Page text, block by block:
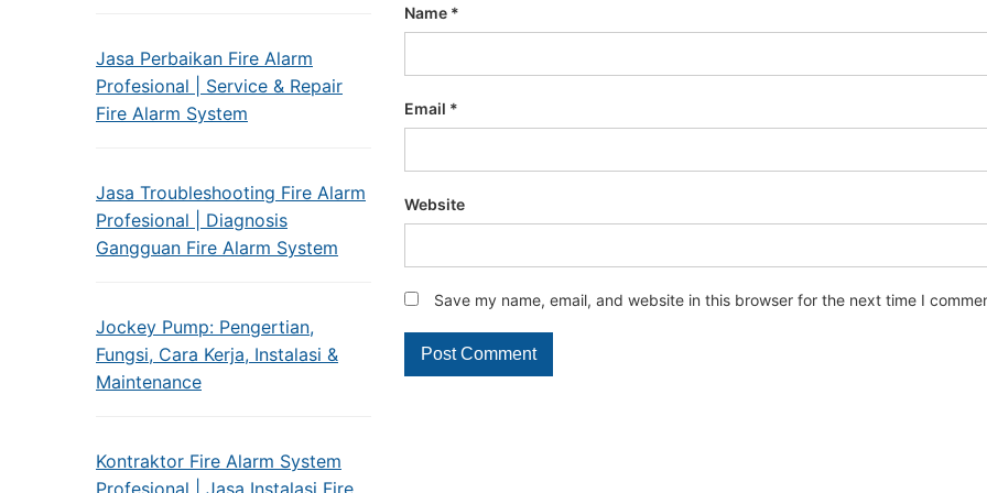
Jasa Perbaikan Fire Alarm
Profesional | Service & Repair
Fire Alarm System
Jasa Troubleshooting Fire Alarm
Profesional | Diagnosis
Gangguan Fire Alarm System
Jockey Pump: Pengertian,
Fungsi, Cara Kerja, Instalasi &
Maintenance
Kontraktor Fire Alarm System
Profesional | Jasa Instalasi Fire
Name *
Email *
Website
Save my name, email, and website in this browser for the next time I